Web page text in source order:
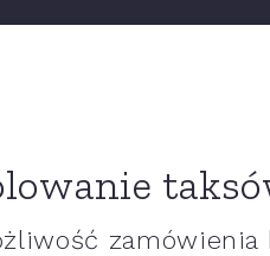
zamówienia